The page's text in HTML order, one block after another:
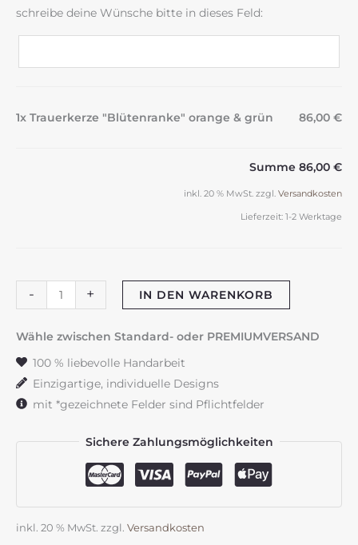
schreibe deine Wünsche bitte in dieses Feld:
1x Trauerkerze "Blütenranke" orange & grün 86,00 €
Summe 86,00 €
inkl. 20 % MwSt. zzgl. Versandkosten
Lieferzeit: 1-2 Werktage
-
Trauerkerze
"Blütenranke"
orange
+ IN DEN WARENKORB
Wähle zwischen Standard- oder PREMIUMVERSAND
100 % liebevolle Handarbeit
Einzigartige, individuelle Designs
mit *gezeichnete Felder sind Pflichtfelder
Sichere Zahlungsmöglichkeiten
inkl. 20 % MwSt. zzgl. Versandkosten